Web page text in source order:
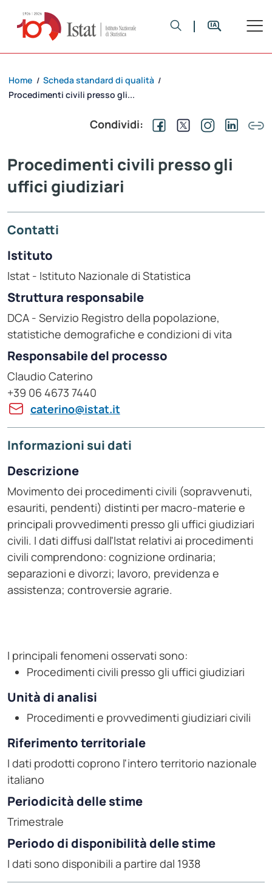
Home / Scheda standard di qualità /
Procedimenti civili presso gli...
Condividi:
Procedimenti civili presso gli
uffici giudiziari
Contatti
Istituto
Istat - Istituto Nazionale di Statistica
Struttura responsabile
DCA - Servizio Registro della popolazione,
statistiche demografiche e condizioni di vita
Responsabile del processo
Claudio Caterino
+39 06 4673 7440
caterino@istat.it
Informazioni sui dati
Descrizione
Movimento dei procedimenti civili (sopravvenuti,
esauriti, pendenti) distinti per macro-materie e
principali provvedimenti presso gli uffici giudiziari
civili. I dati diffusi dall'Istat relativi ai procedimenti
civili comprendono: cognizione ordinaria;
separazioni e divorzi; lavoro, previdenza e
assistenza; controversie agrarie.
I principali fenomeni osservati sono:
Procedimenti civili presso gli uffici giudiziari
Unità di analisi
Procedimenti e provvedimenti giudiziari civili
Riferimento territoriale
I dati prodotti coprono l'intero territorio nazionale
italiano
Periodicità delle stime
Trimestrale
Periodo di disponibilità delle stime
I dati sono disponibili a partire dal 1938